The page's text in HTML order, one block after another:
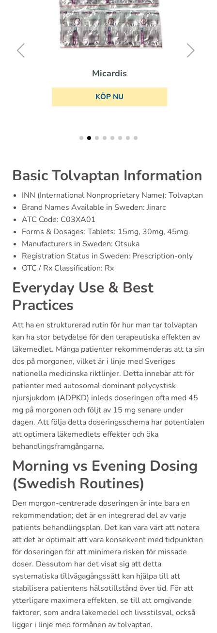
Micardis
KÖP NU
Basic Tolvaptan Information
INN (International Nonproprietary Name): Tolvaptan
Brand Names Available in Sweden: Jinarc
ATC Code: C03XA01
Forms & Dosages: Tablets: 15mg, 30mg, 45mg
Manufacturers in Sweden: Otsuka
Registration Status in Sweden: Prescription-only
OTC / Rx Classification: Rx
Everyday Use & Best
Practices
Att ha en strukturerad rutin för hur man tar tolvaptan
kan ha stor betydelse för den terapeutiska effekten av
läkemedlet. Många patienter rekommenderas att ta sin
dos på morgonen, vilket är i linje med Sveriges
nationella medicinska riktlinjer. Detta innebär att för
patienter med autosomal dominant polycystisk
njursjukdom (ADPKD) inleds doseringen ofta med 45
mg på morgonen och följt av 15 mg senare under
dagen. Att följa detta doseringsschema har potentialen
att optimera läkemedlets effekter och öka
behandlingsframgångarna.
Morning vs Evening Dosing
(Swedish Routines)
Den morgon-centrerade doseringen är inte bara en
rekommendation; det är en integrerad del av varje
patients behandlingsplan. Det kan vara värt att notera
att det är optimalt att vara konsekvent med tidpunkten
för doseringen för att minimera risken för missade
doser. Dessutom har det visat sig att detta
systematiska tillvägagångssätt kan hjälpa till att
stabilisera patientens hälsotillstånd över tid. För att
ytterligare maximera effekten, se till att omgivande
faktorer, som andra läkemedel och livsstilsval, också
ligger i linje med förmånen av tolvaptan.